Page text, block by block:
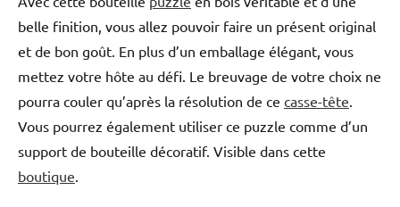
belle finition, vous allez pouvoir faire un présent original
et de bon goût. En plus d’un emballage élégant, vous
mettez votre hôte au défi. Le breuvage de votre choix ne
pourra couler qu’après la résolution de ce casse-tête
Vous pourrez également utiliser ce puzzle comme d’un
support de bouteille décoratif. Visible dans cette
boutique